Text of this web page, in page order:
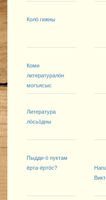
Колӧ гижны
Коми
литературалӧн
могъясыс
Литература
лӧсьӧдны
Пыдди-ӧ пуктам
ёрта-ёртӧс?